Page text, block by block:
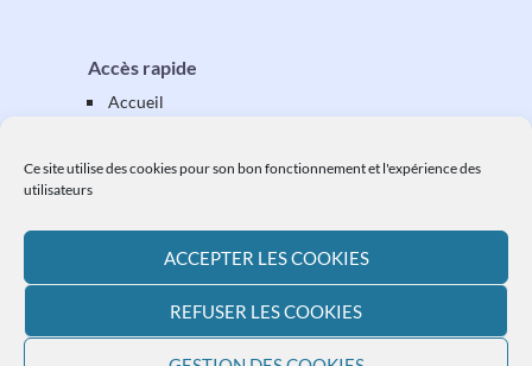
Ce site utilise des cookies pour son bon fonctionnement et l'expérience des
utilisateurs
ACCEPTER LES COOKIES
REFUSER LES COOKIES
Accès rapide
Accueil
Équipes & activités
Vos démarches
Ressources
L'actualité paroissiale
Plan du site